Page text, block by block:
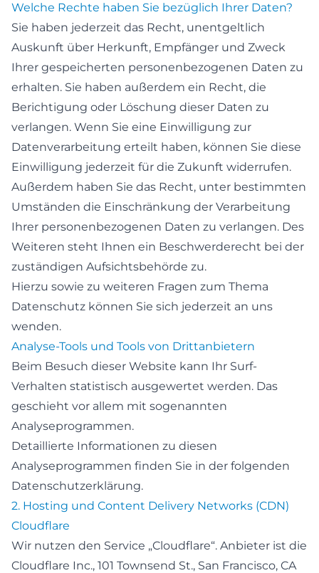
Welche Rechte haben Sie bezüglich Ihrer Daten?
Sie haben jederzeit das Recht, unentgeltlich
Auskunft über Herkunft, Empfänger und Zweck
Ihrer gespeicherten personenbezogenen Daten zu
erhalten. Sie haben außerdem ein Recht, die
Berichtigung oder Löschung dieser Daten zu
verlangen. Wenn Sie eine Einwilligung zur
Datenverarbeitung erteilt haben, können Sie diese
Einwilligung jederzeit für die Zukunft widerrufen.
Außerdem haben Sie das Recht, unter bestimmten
Umständen die Einschränkung der Verarbeitung
Ihrer personenbezogenen Daten zu verlangen. Des
Weiteren steht Ihnen ein Beschwerderecht bei der
zuständigen Aufsichtsbehörde zu.
Hierzu sowie zu weiteren Fragen zum Thema
Datenschutz können Sie sich jederzeit an uns
wenden.
Analyse-Tools und Tools von Dritt­anbietern
Beim Besuch dieser Website kann Ihr Surf-
Verhalten statistisch ausgewertet werden. Das
geschieht vor allem mit sogenannten
Analyseprogrammen.
Detaillierte Informationen zu diesen
Analyseprogrammen finden Sie in der folgenden
Datenschutzerklärung.
2. Hosting und Content Delivery Networks (CDN)
Cloudflare
Wir nutzen den Service „Cloudflare“. Anbieter ist die
Cloudflare Inc., 101 Townsend St., San Francisco, CA